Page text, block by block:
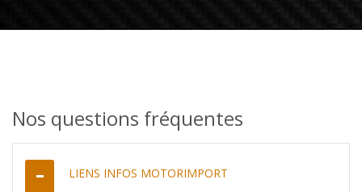
Nos questions fréquentes
LIENS INFOS MOTORIMPORT